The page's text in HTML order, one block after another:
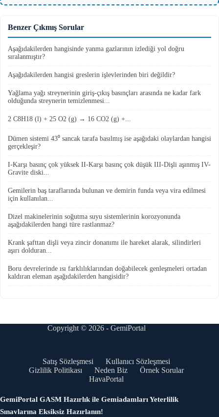
Benzer Çıkmış Sorular
Aşağıdakilerden hangisinde yanma gazlarının izlediği yol doğru
sıralanmıştır?
Aşağıdakilerden hangisi greslerin işlevlerinden biri değildir?
Yağlama yağı streynerinin giriş-çıkış basınçları arasında ne kadar fark
olduğunda streynerin temizlenmesi...
2 C8H18 (l) + 25 O2 (g) → 16 CO2 (g) +...
Dümen sistemi 43⁰ sancak tarafa basılmış ise aşağıdaki olaylardan hangisi
gerçekleşir?
I-Karşı basınç çok yüksek II-Karşı basınç çok düşük III-Dişli aşınmış IV-
Gravite diski...
Gemilerin baş taraflarında bulunan ve demirin funda veya vira edilmesi
için kullanılan...
Dizel makinelerinin soğutma suyu sistemlerinin korozyonunda
aşağıdakilerden hangi türe rastlanmaz?
Krank şafttan dişli veya zincir donanımı ile hareket alarak, silindirleri
aşırı dolduran...
Boru devrelerinde ısı farklılıklarından doğabilecek genleşmeleri ortadan
kaldıran eleman aşağıdakilerden hangisidir?
Copyright © 2026 - GemiPortal
Satış Sözleşmesi
Kullanıcı Sözleşmesi
Gizlilik Politikası
Neden Biz
Örnek Sorular
HavaPortal
GemiPortal GASM Hazırlık ile Gemiadamları Yeterlilik
Sınavlarına Eksiksiz Hazırlanın!